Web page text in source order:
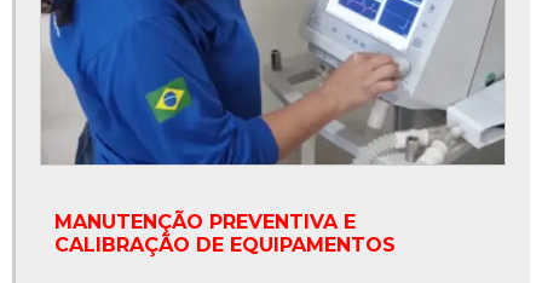
MANUTENÇÃO PREVENTIVA E
CALIBRAÇÃO DE EQUIPAMENTOS